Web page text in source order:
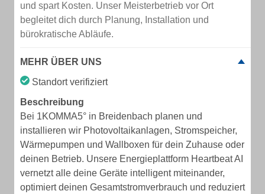
und spart Kosten. Unser Meisterbetrieb vor Ort
begleitet dich durch Planung, Installation und
bürokratische Abläufe.
MEHR ÜBER UNS
Standort verifiziert
Beschreibung
Bei 1KOMMA5° in Breidenbach planen und
installieren wir Photovoltaikanlagen, Stromspeicher,
Wärmepumpen und Wallboxen für dein Zuhause oder
deinen Betrieb. Unsere Energieplattform Heartbeat AI
vernetzt alle deine Geräte intelligent miteinander,
optimiert deinen Gesamtstromverbrauch und reduziert